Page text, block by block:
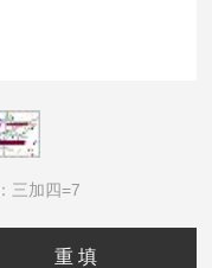
三加四=7